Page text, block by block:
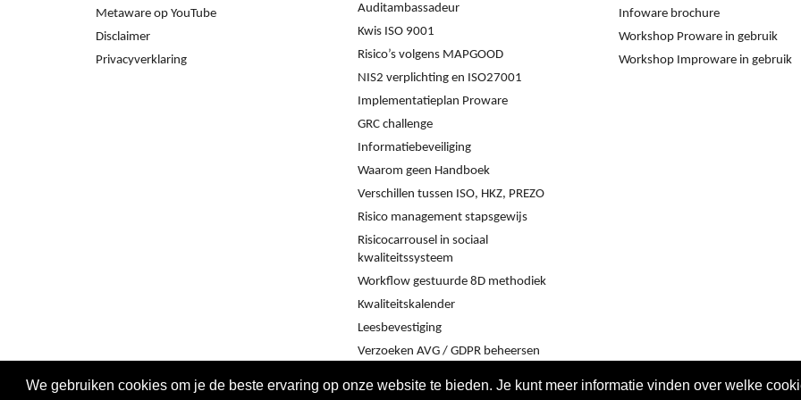
We gebruiken cookies om je de beste ervaring op onze website te bieden. Je kunt meer informatie vinden over welke
Metaware op YouTube
Disclaimer
Privacyverklaring
Auditambassadeur
Kwis ISO 9001
Risico’s volgens MAPGOOD
NIS2 verplichting en ISO27001
Implementatieplan Proware
GRC challenge
Informatiebeveiliging
Waarom geen Handboek
Verschillen tussen ISO, HKZ, PREZO
Risico management stapsgewijs
Risicocarrousel in sociaal
kwaliteitssysteem
Workflow gestuurde 8D methodiek
Kwaliteitskalender
Leesbevestiging
Verzoeken AVG / GDPR beheersen
Infoware brochure
Workshop Proware in gebruik
Workshop Improware in gebruik